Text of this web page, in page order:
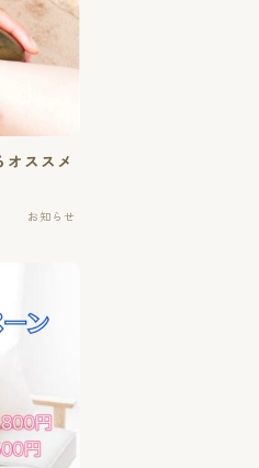
ススメ
お知らせ